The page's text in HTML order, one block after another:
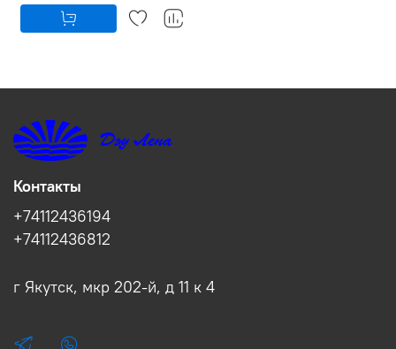
Контакты
+74112436194
+74112436812
г Якутск, мкр 202-й, д 11 к 4